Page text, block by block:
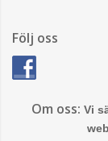
Följ oss
Om oss: Vi